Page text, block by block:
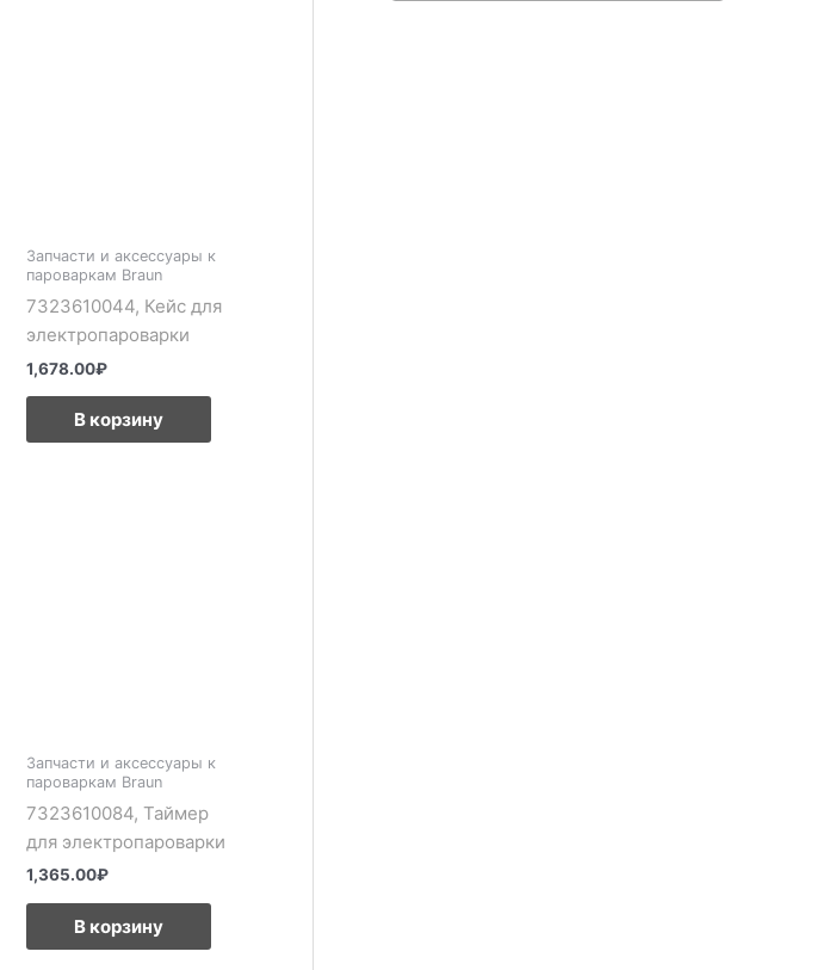
Запчасти и аксессуары к
пароваркам Braun
7323610044, Кейс для
электропароварки
1,678.00₽
В корзину
Запчасти и аксессуары к
пароваркам Braun
7323610084, Таймер
для электропароварки
1,365.00₽
В корзину